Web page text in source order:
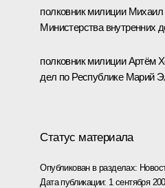
полковник милиции
Министерства внутренних
полковник милиции Артём
дел по Республике Марий
Статус материала
Опубликован в разделах:
Дата публикации: 1 сентября